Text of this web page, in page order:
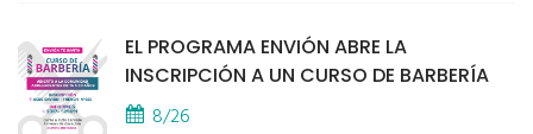
EL PROGRAMA ENVIÓN ABRE LA
INSCRIPCIÓN A UN CURSO DE BARBERÍA
8/26